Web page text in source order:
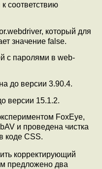
соответствию
который для
значение false.
с паролями в web-
до версии 3.90.4.
версии 15.1.2.
FoxEye,
и проведена чистка
коде CSS.
корректирующий
предложено два